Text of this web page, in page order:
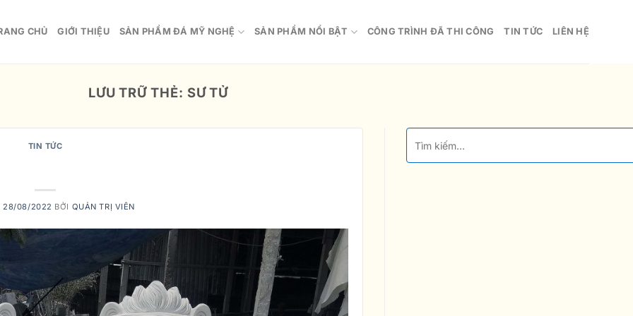
CHỦ GIỚI THIỆU SẢN PHẨM ĐÁ MỸ NGHỆ SẢN PHẨM NỔI BẬT CÔNG TRÌNH ĐÃ THI CÔNG TIN TỨC LIÊN HỆ
LƯU TRỮ THẺ: SƯ TỬ
TIN TỨC
28/08/2022 BỞI QUẢN TRỊ VIÊN